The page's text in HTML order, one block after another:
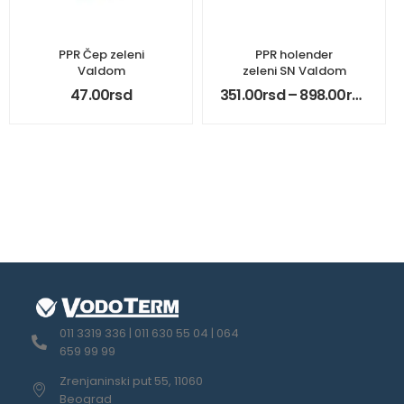
PPR Čep zeleni
Valdom
47.00rsd
PPR holender
zeleni SN Valdom
351.00rsd–898.00rsd
011 3319 336 | 011 630 55 04 | 064
659 99 99
Zrenjaninski put 55, 11060
Beograd